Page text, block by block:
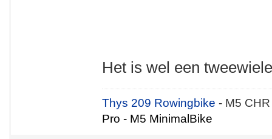
Het is wel een
Thys 209 Rowingbike- M5
Pro - M5 MinimalBike